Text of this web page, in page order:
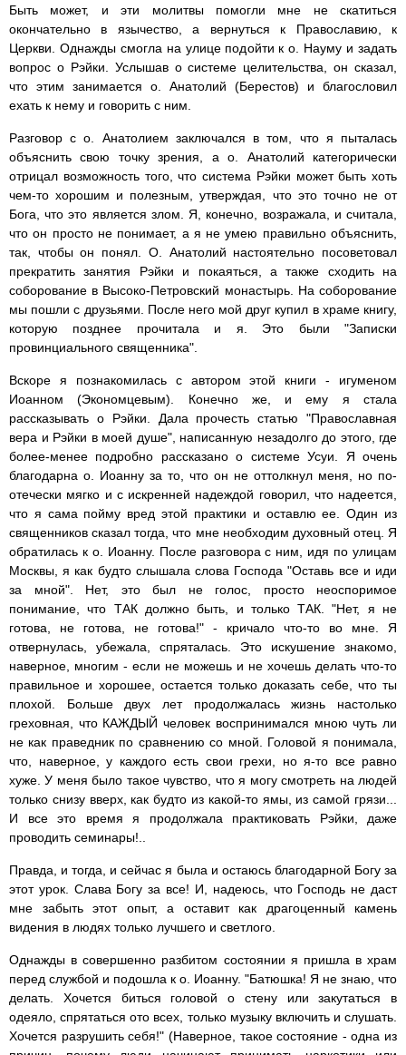
Быть может, и эти молитвы помогли мне не скатиться
окончательно в язычество, а вернуться к Православию, к
Церкви. Однажды смогла на улице подойти к о. Науму и задать
вопрос о Рэйки. Услышав о системе целительства, он сказал,
что этим занимается о. Анатолий (Берестов) и благословил
ехать к нему и говорить с ним.
Разговор с о. Анатолием заключался в том, что я пыталась
объяснить свою точку зрения, а о. Анатолий категорически
отрицал возможность того, что система Рэйки может быть хоть
чем-то хорошим и полезным, утверждая, что это точно не от
Бога, что это является злом. Я, конечно, возражала, и считала,
что он просто не понимает, а я не умею правильно объяснить,
так, чтобы он понял. О. Анатолий настоятельно посоветовал
прекратить занятия Рэйки и покаяться, а также сходить на
соборование в Высоко-Петровский монастырь. На соборование
мы пошли с друзьями. После него мой друг купил в храме книгу,
которую позднее прочитала и я. Это были "Записки
провинциального священника".
Вскоре я познакомилась с автором этой книги - игуменом
Иоанном (Экономцевым). Конечно же, и ему я стала
рассказывать о Рэйки. Дала прочесть статью "Православная
вера и Рэйки в моей душе", написанную незадолго до этого, где
более-менее подробно рассказано о системе Усуи. Я очень
благодарна о. Иоанну за то, что он не оттолкнул меня, но по-
отечески мягко и с искренней надеждой говорил, что надеется,
что я сама пойму вред этой практики и оставлю ее. Один из
священников сказал тогда, что мне необходим духовный отец. Я
обратилась к о. Иоанну. После разговора с ним, идя по улицам
Москвы, я как будто слышала слова Господа "Оставь все и иди
за мной". Нет, это был не голос, просто неоспоримое
понимание, что ТАК должно быть, и только ТАК. "Нет, я не
готова, не готова, не готова!" - кричало что-то во мне. Я
отвернулась, убежала, спряталась. Это искушение знакомо,
наверное, многим - если не можешь и не хочешь делать что-то
правильное и хорошее, остается только доказать себе, что ты
плохой. Больше двух лет продолжалась жизнь настолько
греховная, что КАЖДЫЙ человек воспринимался мною чуть ли
не как праведник по сравнению со мной. Головой я понимала,
что, наверное, у каждого есть свои грехи, но я-то все равно
хуже. У меня было такое чувство, что я могу смотреть на людей
только снизу вверх, как будто из какой-то ямы, из самой грязи...
И все это время я продолжала практиковать Рэйки, даже
проводить семинары!..
Правда, и тогда, и сейчас я была и остаюсь благодарной Богу за
этот урок. Слава Богу за все! И, надеюсь, что Господь не даст
мне забыть этот опыт, а оставит как драгоценный камень
видения в людях только лучшего и светлого.
Однажды в совершенно разбитом состоянии я пришла в храм
перед службой и подошла к о. Иоанну. "Батюшка! Я не знаю, что
делать. Хочется биться головой о стену или закутаться в
одеяло, спрятаться ото всех, только музыку включить и слушать.
Хочется разрушить себя!" (Наверное, такое состояние - одна из